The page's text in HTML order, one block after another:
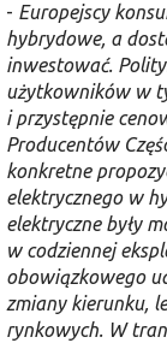
- Europejscy
hybrydowe, a
inwestować.
użytkowników w
i przystępnie
Producentów
konkretne
elektrycznego w
elektryczne były
w codziennej
obowiązkowego
zmiany kierunku,
rynkowych. W